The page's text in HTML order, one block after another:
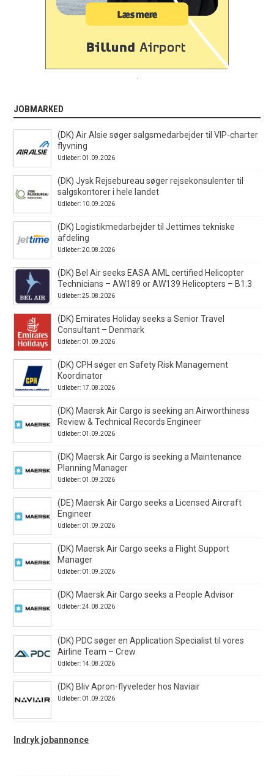
JOBMARKED
(DK) Air Alsie søger salgsmedarbejder til VIP-charter
flyvning
Udløber: 01.09.2026
(DK) Jysk Rejsebureau søger rejsekonsulenter til
salgskontorer i hele landet
Udløber: 10.09.2026
(DK) Logistikmedarbejder til Jettimes tekniske
afdeling
Udløber: 20.08.2026
(DK) Bel Air seeks EASA AML certified Helicopter
Technicians – AW189 or AW139 Helicopters – B1.3
Udløber: 25.08.2026
(DK) Emirates Holiday seeks a Senior Travel
Consultant – Denmark
Udløber: 01.09.2026
(DK) CPH søger en Safety Risk Management
Koordinator
Udløber: 17.08.2026
(DK) Maersk Air Cargo is seeking an Airworthiness
Review & Technical Records Engineer
Udløber: 01.09.2026
(DK) Maersk Air Cargo is seeking a Maintenance
Planning Manager
Udløber: 01.09.2026
(DE) Maersk Air Cargo seeks a Licensed Aircraft
Engineer
Udløber: 01.09.2026
(DK) Maersk Air Cargo seeks a Flight Support
Manager
Udløber: 01.09.2026
(DK) Maersk Air Cargo seeks a People Advisor
Udløber: 24.08.2026
(DK) PDC søger en Application Specialist til vores
Airline Team – Crew
Udløber: 14.08.2026
(DK) Bliv Apron-flyveleder hos Naviair
Udløber: 01.09.2026
Indryk jobannonce